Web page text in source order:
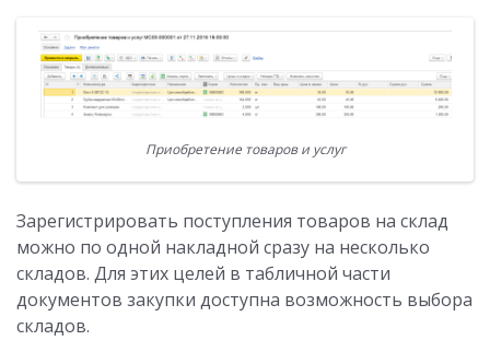
Приобретение товаров и услуг
Зарегистрировать поступления товаров на склад
можно по одной накладной сразу на несколько
складов. Для этих целей в табличной части
документов закупки доступна возможность выбора
складов.